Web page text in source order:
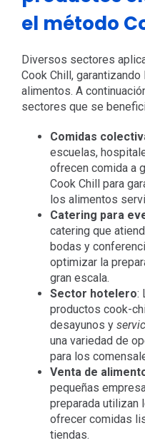
el método
Diversos sectores
Cook Chill,
alimentos. A
sectores que se
Comidas
escuelas,
ofrecen comida a
Cook Chill para
los alimentos
Catering para
catering que
bodas y
optimizar la
gran escala.
Sector hotelero:
productos cook-
desayunos y
una variedad de
para los
Venta de
pequeñas
preparada utilizan
ofrecer comidas
tiendas.